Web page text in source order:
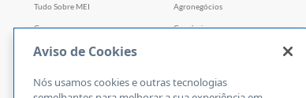
Tudo Sobre MEI
Cursos
Cursos por WhatsApp
Faculdade Sebrae
Agronegócios
Comércio
Tecnologia e Startups
Aviso de Cookies
Nós usamos cookies e outras tecnologias